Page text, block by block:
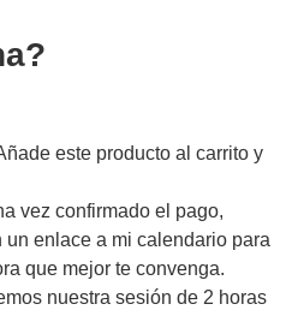
este producto al carrito y
vez confirmado el pago,
un enlace a mi calendario para
que mejor te convenga.
nuestra sesión de 2 horas